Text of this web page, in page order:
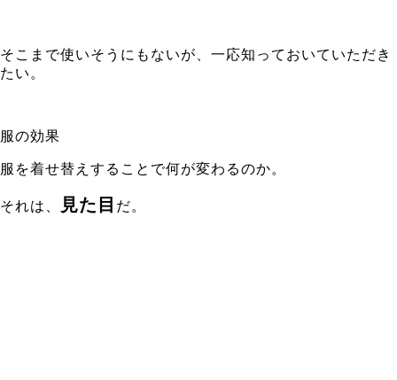
そこまで使いそうにもないが、一応知っておいていただき
たい。
服の効果
服を着せ替えすることで何が変わるのか。
それは、 見た目 だ。